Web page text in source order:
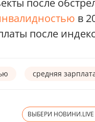
в
после
средняя
ВЫБЕРИ НОВИНИ.LIVE